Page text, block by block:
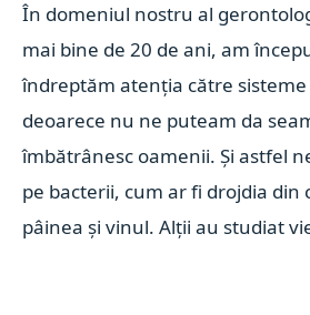
În domeniul nostru al
mai bine de 20 de ani, am
îndreptăm atenția către
deoarece nu ne puteam da
îmbătrânesc oamenii. Și astfel
pe bacterii, cum ar fi drojdia din
pâinea și vinul. Alții au studiat